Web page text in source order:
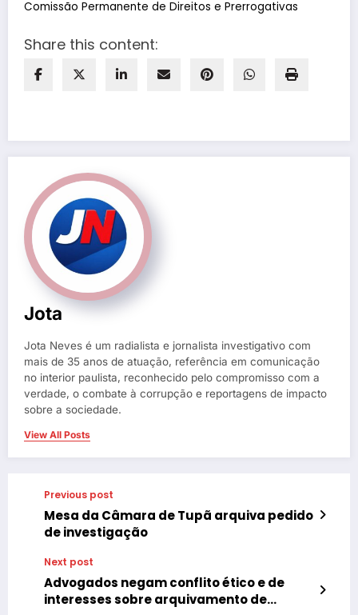
Comissão Permanente de Direitos e Prerrogativas
Share this content:
Jota
Jota Neves é um radialista e jornalista investigativo com
mais de 35 anos de atuação, referência em comunicação
no interior paulista, reconhecido pelo compromisso com a
verdade, o combate à corrupção e reportagens de impacto
sobre a sociedade.
View All Posts
Previous post
Mesa da Câmara de Tupã arquiva pedido
de investigação
Next post
Advogados negam conflito ético e de
interesses sobre arquivamento de